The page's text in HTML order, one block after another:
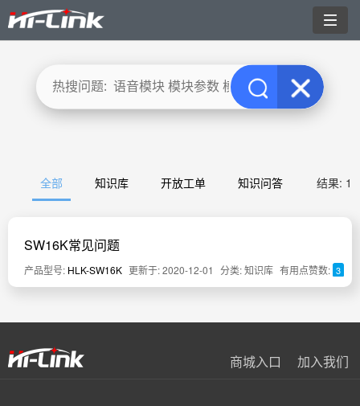
切
换
全部 知识库 开放工单 知识问答 结果: 1
SW16K常见问题
产品型号: HLK-SW16K 更新于: 2020-12-01 分类: 知识库 有用点赞数: 3
商城入口 加入我们